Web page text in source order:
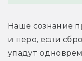
Наше сознание
и перо, если
упадут